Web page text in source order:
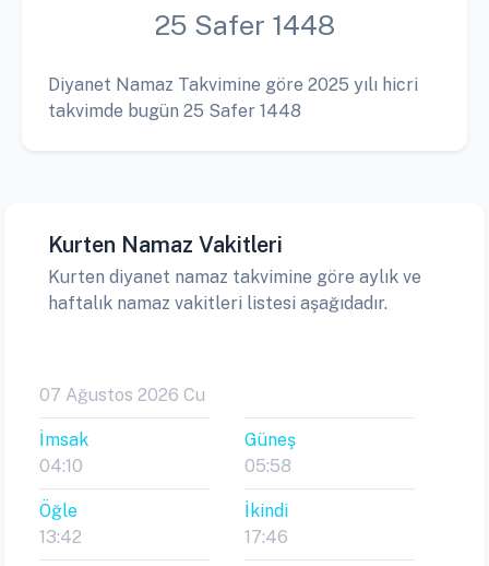
25 Safer 1448
Diyanet Namaz Takvimine göre 2025 yılı hicri
takvimde bugün 25 Safer 1448
Kurten Namaz Vakitleri
Kurten diyanet namaz takvimine göre aylık ve
haftalık namaz vakitleri listesi aşağıdadır.
07 Ağustos 2026 Cu
İmsak
04:10
Güneş
05:58
Öğle
13:42
İkindi
17:46